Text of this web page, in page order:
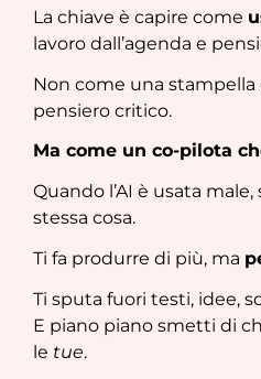
La chiave è capire come
lavoro dall’agenda e
Non come una stampella
pensiero critico.
Ma come un co-pilota
Quando l’AI è usata
stessa cosa.
Ti fa produrre di più, ma
Ti sputa fuori testi, idee,
E piano piano smetti di
le tue.